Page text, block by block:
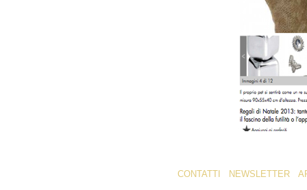
CONTATTI NEWSLETTER